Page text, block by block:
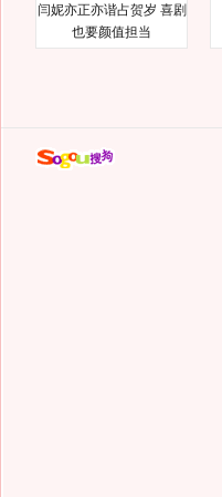
闫妮亦正亦谐占贺岁 喜剧
也要颜值担当